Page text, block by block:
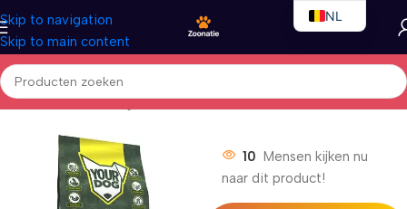
Skip to navigation
Skip to main content
Home/Honden/Droogvoer
10 Mensen kijken nu
naar dit product!
NL